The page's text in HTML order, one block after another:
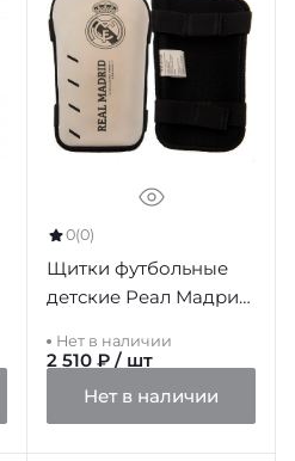
0(0)
Щитки футбольные
детские Реал Мадрид
Нет в наличии
2 510 ₽ / шт
Нет в наличии